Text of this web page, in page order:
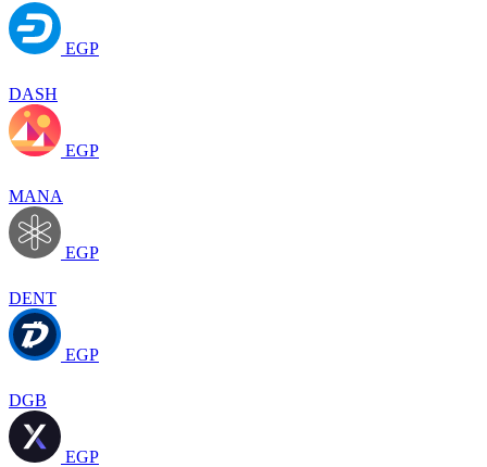
EGP
DASH
EGP
MANA
EGP
DENT
EGP
DGB
EGP